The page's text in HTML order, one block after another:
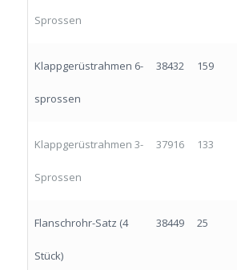
Sprossen
Klappgerüstrahmen 6-
sprossen
38432 159
Klappgerüstrahmen 3-
Sprossen
37916 133
Flanschrohr-Satz (4
Stück)
38449 25